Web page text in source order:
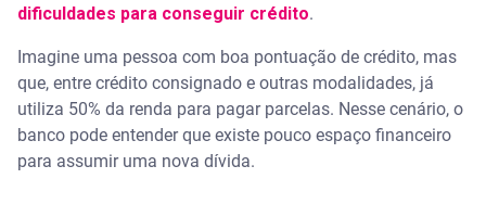
dificuldades para conseguir crédito.
Imagine uma pessoa com boa pontuação de crédito, mas
que, entre crédito consignado e outras modalidades, já
utiliza 50% da renda para pagar parcelas. Nesse cenário, o
banco pode entender que existe pouco espaço financeiro
para assumir uma nova dívida.